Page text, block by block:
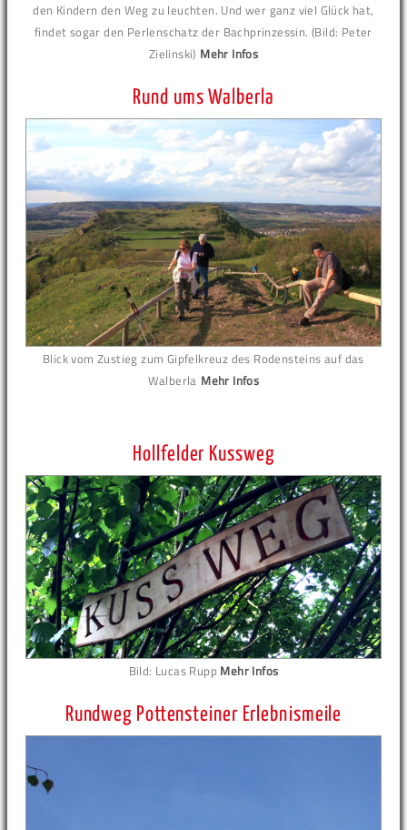
den Kindern den Weg zu leuchten. Und wer ganz viel Glück hat,
findet sogar den Perlenschatz der Bachprinzessin. (Bild: Peter
Zielinski) Mehr Infos
Rund ums Walberla
Blick vom Zustieg zum Gipfelkreuz des Rodensteins auf das
Walberla Mehr Infos
Hollfelder Kussweg
Bild: Lucas Rupp Mehr Infos
Rundweg Pottensteiner Erlebnismeile